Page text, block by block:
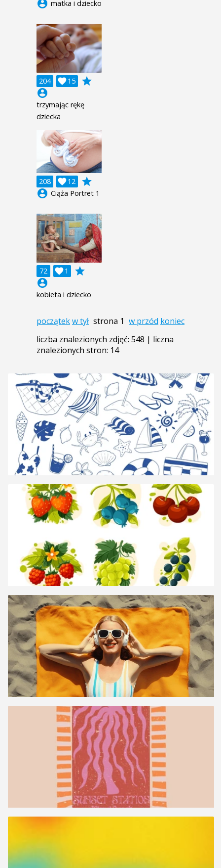
account_circle matka i dziecko
204 15

grade
account_circle
trzymając rękę
dziecka
208 12

grade
account_circle Ciąża Portret 1
72 1

grade
account_circle
kobieta i dziecko
początekw tył strona 1 w przód koniec
liczba znalezionych zdjęć: 548 | liczna
znalezionych stron: 14